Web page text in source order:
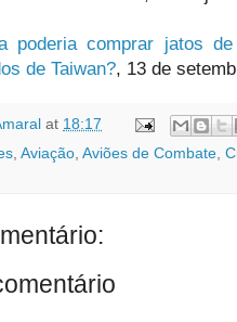
poderia comprar jatos
de Taiwan?, 13 de
at 18:17
Aviação Aviões de Combate